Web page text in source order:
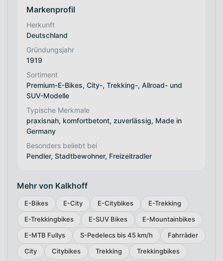
Markenprofil
Herkunft
Deutschland
Gründungsjahr
1919
Sortiment
Premium-E-Bikes, City-, Trekking-, Allroad- und
SUV-Modelle
Typische Merkmale
praxisnah, komfortbetont, zuverlässig, Made in
Germany
Besonders beliebt bei
Pendler, Stadtbewohner, Freizeitradler
Mehr von Kalkhoff
E-Bikes E-City E-Citybikes
E-Trekking
E-Trekkingbikes
E-SUV Bikes
E-Mountainbikes
E-MTB Fullys
S-Pedelecs bis 45 km/h
Fahrräder
City
Citybikes Trekking Trekkingbikes